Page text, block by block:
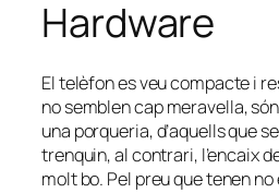
Hardware
El telèfon es veu compacte i
no semblen cap meravella, són
una porqueria, d’aquells que
trenquin, al contrari, l’encaix
molt bo. Pel preu que tenen